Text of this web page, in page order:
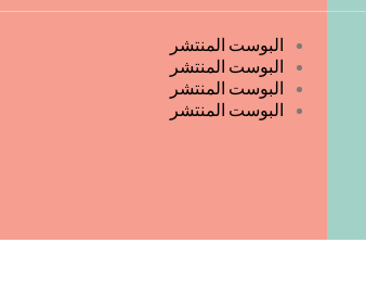
البوست المنتشر
البوست المنتشر
البوست المنتشر
البوست المنتشر